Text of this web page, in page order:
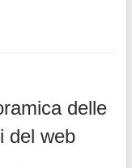
delle
del web